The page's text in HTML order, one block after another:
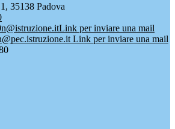
35138 Padova
Link per inviare una mail
Link per inviare una mail